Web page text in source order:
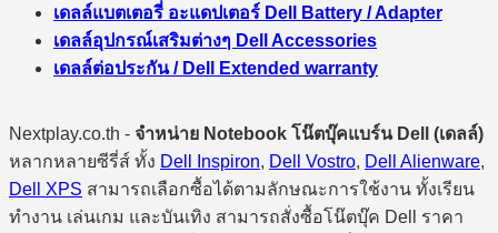
เดลล์แบตเตอรี่ อะแดปเตอร์ Dell Battery / Adapter
เดลล์อุปกรณ์เสริมต่างๆ Dell Accessories
เดลล์ต่อประกัน / Dell Extended warranty
Nextplay.co.th - จำหน่าย Notebook โน๊ตบุ๊คแบร์น Dell (เดลล์)
หลากหลายซีรี่ส์ ทั้ง Dell Inspiron, Dell Vostro, Dell Alienware,
Dell XPS สามารถเลือกซื้อได้ตามลักษณะการใช้งาน ทั้งเรียน
ทำงาน เล่นเกม และบันเทิง สามารถสั่งซื้อโน๊ตบุ๊ค Dell ราคา